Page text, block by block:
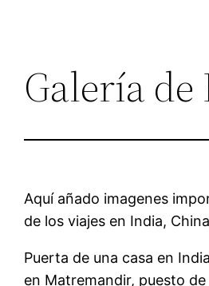
Galería de
Aquí añado imagenes
de los viajes en India,
Puerta de una casa en
en Matremandir, puesto